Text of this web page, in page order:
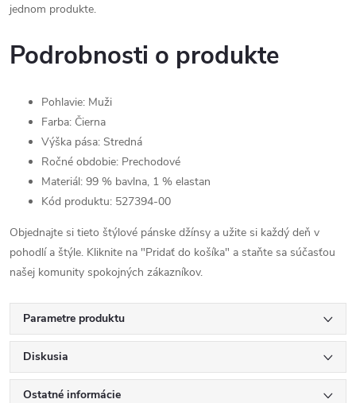
jednom produkte.
Podrobnosti o produkte
Pohlavie: Muži
Farba: Čierna
Výška pása: Stredná
Ročné obdobie: Prechodové
Materiál: 99 % bavlna, 1 % elastan
Kód produktu: 527394-00
Objednajte si tieto štýlové pánske džínsy a užite si každý deň v
pohodlí a štýle. Kliknite na "Pridať do košíka" a staňte sa súčasťou
našej komunity spokojných zákazníkov.
Parametre produktu
Diskusia
Ostatné informácie